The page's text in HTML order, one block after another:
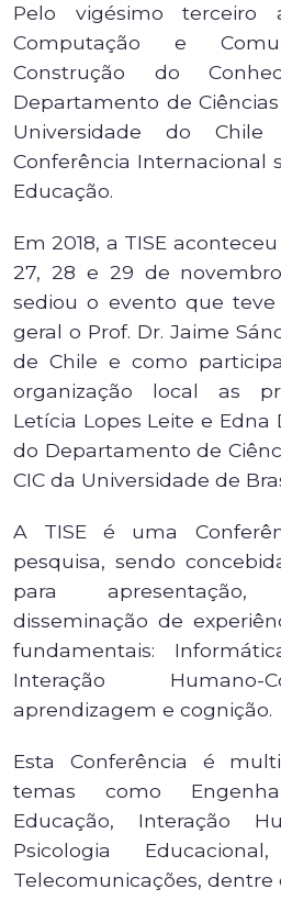
Pelo vigésimo
Computação e
Construção do
Departamento de
Universidade do
Conferência Internacional
Educação.
Em 2018, a TISE
27, 28 e 29 de
sediou o evento que
geral o Prof. Dr. Jaime
de Chile e como
organização local as
Letícia Lopes Leite e Edna
do Departamento de
CIC da Universidade de
A TISE é uma
pesquisa, sendo
para
disseminação de
fundamentais:
Interação Humano-
aprendizagem e cognição.
Esta Conferência é
temas como
Educação, Interação
Psicologia
Telecomunicações, dentre